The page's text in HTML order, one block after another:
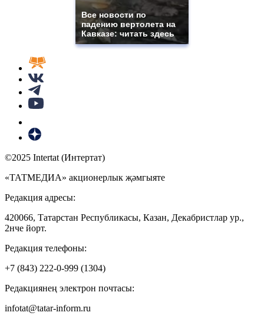
Все новости по
падению вертолета на
Кавказе: читать здесь
©2025 Intertat (Интертат)
«ТАТМЕДИА» акционерлык җәмгыяте
Редакция адресы:
420066, Татарстан Республикасы, Казан, Декабристлар ур.,
2нче йорт.
Редакция телефоны:
+7 (843) 222-0-999 (1304)
Редакциянең электрон почтасы:
infotat@tatar-inform.ru